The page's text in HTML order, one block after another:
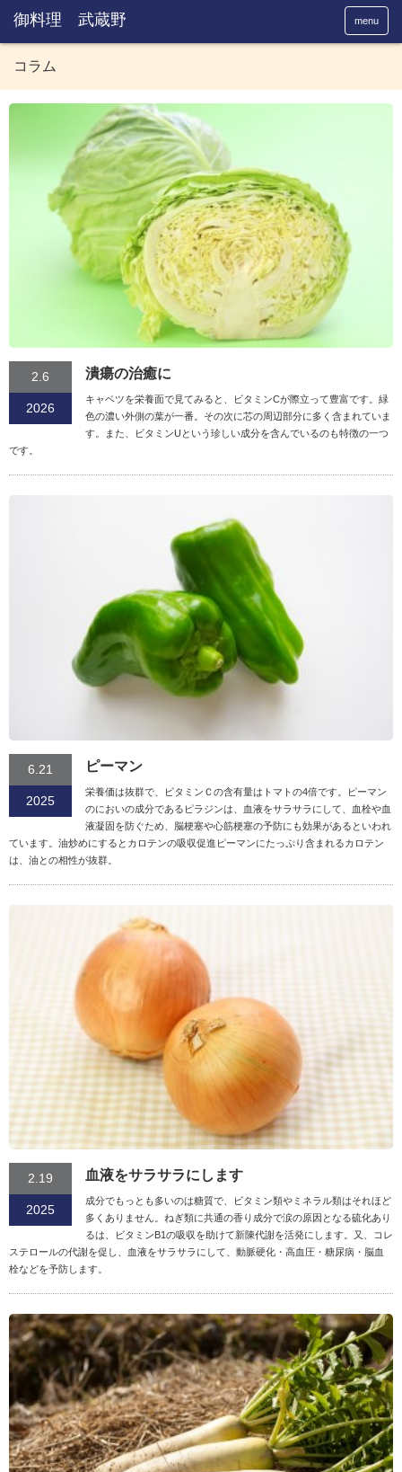
menu
コラム
2.6
2026
潰瘍の治癒に
キャベツを栄養面で見てみると、ビタミンCが際立って豊富です。緑
色の濃い外側の葉が一番。その次に芯の周辺部分に多く含まれていま
す。また、ビタミンUという珍しい成分を含んでいるのも特徴の一つ
です。
6.21
2025
ピーマン
栄養価は抜群で、ビタミンＣの含有量はトマトの4倍です。ピーマン
のにおいの成分であるピラジンは、血液をサラサラにして、血栓や血
液凝固を防ぐため、脳梗塞や心筋梗塞の予防にも効果があるといわれ
ています。油炒めにするとカロテンの吸収促進ピーマンにたっぷり含まれるカロテン
は、油との相性が抜群。
2.19
2025
血液をサラサラにします
成分でもっとも多いのは糖質で、ビタミン類やミネラル類はそれほど
多くありません。ねぎ類に共通の香り成分で涙の原因となる硫化あり
るは、ビタミンB1の吸収を助けて新陳代謝を活発にします。又、コレ
ステロールの代謝を促し、血液をサラサラにして、動脈硬化・高血圧・糖尿病・脳血
栓などを予防します。